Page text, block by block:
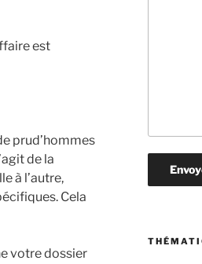
est
prud’hommes
de la
à l’autre,
Cela
votre dossier